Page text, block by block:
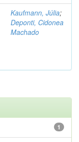
Kaufmann, Júlia;
Deponti, Cidonea
Machado
1